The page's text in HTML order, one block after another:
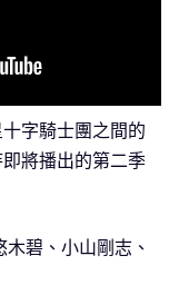
字騎士團之間的
將播出的第二季
碧、小山剛志、